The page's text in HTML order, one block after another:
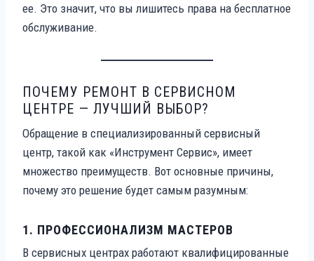
ее. Это значит, что вы лишитесь права на бесплатное
обслуживание.
ПОЧЕМУ РЕМОНТ В СЕРВИСНОМ
ЦЕНТРЕ — ЛУЧШИЙ ВЫБОР?
Обращение в специализированный сервисный
центр, такой как «Инструмент Сервис», имеет
множество преимуществ. Вот основные причины,
почему это решение будет самым разумным:
1. ПРОФЕССИОНАЛИЗМ МАСТЕРОВ
В сервисных центрах работают квалифицированные